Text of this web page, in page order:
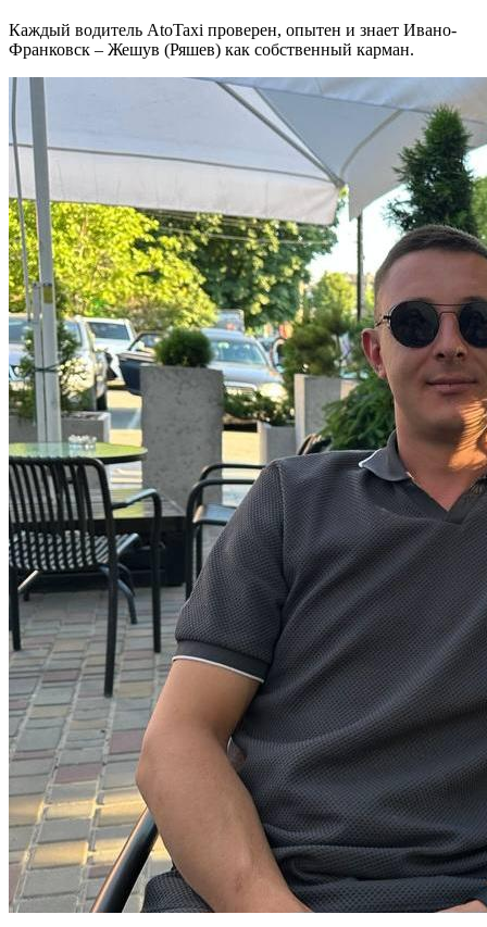
Каждый водитель AtoTaxi проверен, опытен и знает Ивано-
Франковск – Жешув (Ряшев) как собственный карман.